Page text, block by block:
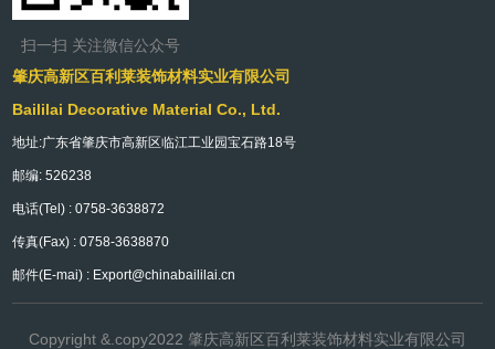
扫一扫 关注微信公众号
肇庆高新区百利莱装饰材料实业有限公司
Baililai Decorative Material Co., Ltd.
地址:广东省肇庆市高新区临江工业园宝石路18号
邮编: 526238
电话(Tel) : 0758-3638872
传真(Fax) : 0758-3638870
邮件(E-mai) : Export@chinabaililai.cn
Copyright &.copy2022 肇庆高新区百利莱装饰材料实业有限公司